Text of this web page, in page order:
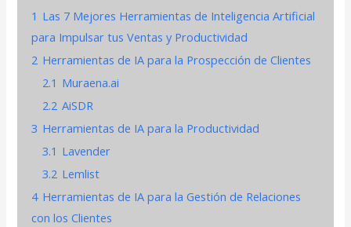
1 Las 7 Mejores Herramientas de Inteligencia Artificial
para Impulsar tus Ventas y Productividad
2 Herramientas de IA para la Prospección de Clientes
2.1 Muraena.ai
2.2 AiSDR
3 Herramientas de IA para la Productividad
3.1 Lavender
3.2 Lemlist
4 Herramientas de IA para la Gestión de Relaciones
con los Clientes